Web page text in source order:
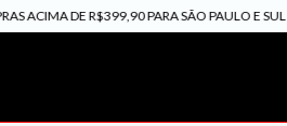
DE R$399,90 PARA SÃO PAULO E SUL